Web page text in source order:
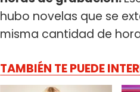
hubo novelas que se
misma cantidad de
TAMBIÉN TE PUEDE